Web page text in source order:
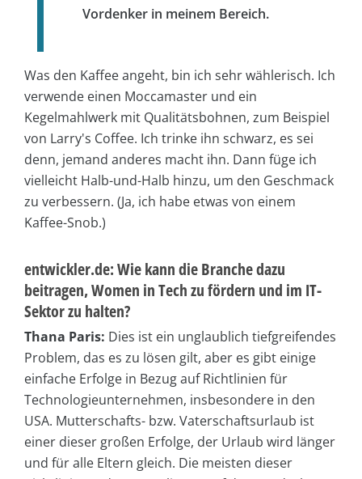
Vordenker in meinem Bereich.
Was den Kaffee angeht, bin ich sehr wählerisch. Ich
verwende einen Moccamaster und ein
Kegelmahlwerk mit Qualitätsbohnen, zum Beispiel
von Larry's Coffee. Ich trinke ihn schwarz, es sei
denn, jemand anderes macht ihn. Dann füge ich
vielleicht Halb-und-Halb hinzu, um den Geschmack
zu verbessern. (Ja, ich habe etwas von einem
Kaffee-Snob.)
entwickler.de: Wie kann die Branche dazu
beitragen, Women in Tech zu fördern und im IT-
Sektor zu halten?
Thana Paris: Dies ist ein unglaublich tiefgreifendes
Problem, das es zu lösen gilt, aber es gibt einige
einfache Erfolge in Bezug auf Richtlinien für
Technologieunternehmen, insbesondere in den
USA. Mutterschafts- bzw. Vaterschaftsurlaub ist
einer dieser großen Erfolge, der Urlaub wird länger
und für alle Eltern gleich. Die meisten dieser